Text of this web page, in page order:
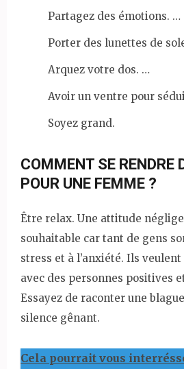
Partagez des émotions. …
Porter des lunettes de
Arquez votre dos. …
Avoir un ventre pour
Soyez grand.
COMMENT SE RENDRE
POUR UNE FEMME ?
Être relax. Une attitude
souhaitable car tant de gens
stress et à l’anxiété. Ils veulent
avec des personnes positives
Essayez de raconter une
silence gênant.
Cela pourrait vous